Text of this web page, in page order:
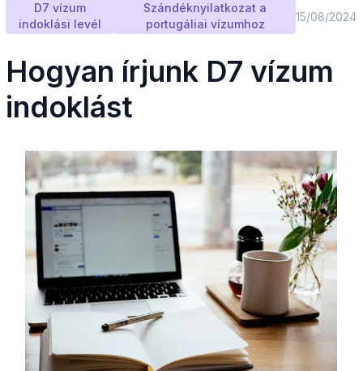
D7 vízum
indoklási levél
Szándéknyilatkozat a
portugáliai vízumhoz
15/08/2024
Hogyan írjunk D7 vízum
indoklást